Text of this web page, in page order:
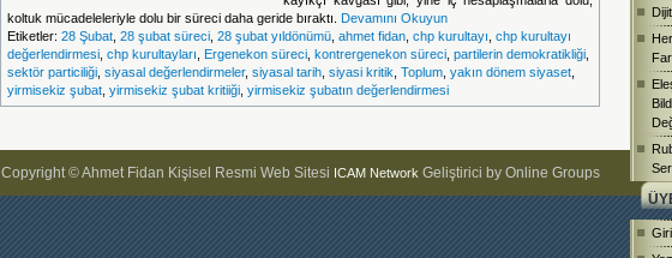
koltuk mücadeleleriyle dolu bir süreci daha geride bıraktı. Devamını Okuyun
Etiketler: 28 Şubat 28 şubat süreci 28 şubat yıldönümü ahmet fidan chp kurultayı chp kurultayı
değerlendirmesi chp kurultayları Ergenekon süreci kontrergenekon süreci partilerin demokratikliği
sektör particiliği siyasal değerlendirmeler, siyasal tarih siyasi kritik Toplum yakın dönem siyaset
yirmisekiz şubat yirmisekiz şubat kritiiği yirmisekiz şubatın değerlendirmesi
Copyright © Ahmet Fidan Kişisel Resmi Web Sitesi ICAM NetworkGeliştirici by Online Groups